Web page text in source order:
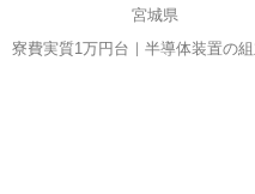
宮城県
寮費実質1万円台｜半導体装置の組立・検